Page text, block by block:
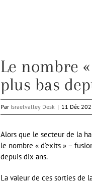
Le nombre
plus bas
Par Israelvalley Desk | 11 Déc
Alors que le secteur de la
le nombre « d’exits » –
depuis dix ans.
La valeur de ces sorties de